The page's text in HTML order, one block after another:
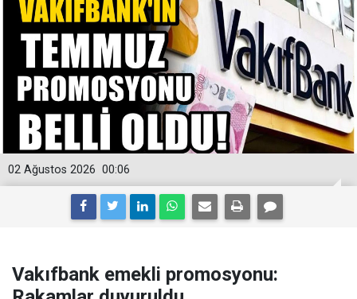
00:06
02 Ağustos 2026
Vakıfbank emekli promosyonu: